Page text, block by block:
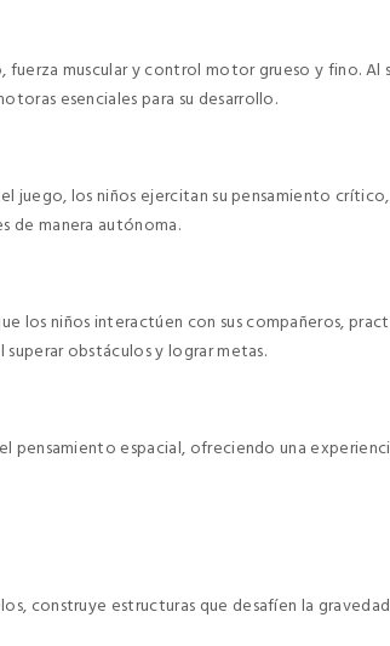
muscular y control motor grueso y fino.
esenciales para su desarrollo.
juego, los niños ejercitan su pensamiento
de manera autónoma.
los niños interactúen con sus compañeros,
obstáculos y lograr metas.
pensamiento espacial, ofreciendo una
construye estructuras que desafíen la